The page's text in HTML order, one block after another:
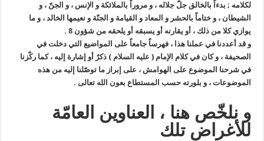
لكلامه ; بدءاً بالخالق جلّ جلاله ، و مروراً بالملائكة و الإنس ، و الجنّ ، و
الشيطان ، و ختاماً بالحشر و المعاد و القيامة و الجنّة و نعيمها الخالد ، و ما
يوازي كلا من ذلك ، أو يقارنه أو يسبقه أو يلحقه من شؤون8
.
و قد أعددنا في عملنا هذا ، فهرساً جامعاً على المواضيع التي دخلت في
الصحيفة ، و كان في كلام الإمام ( عليه السلام ) ذكرٌ أو إشارة إليه ، كما ركّزنا
في شرحنا الموضوع على الهوامش ، على إبراز ما توصّلنا إليه من هذه
الموضوعات ، و بلورته حسب المستطاع بعون الله تعالى .
و نلخّص هنا ، العناوين العامّة
للأغراض تلك